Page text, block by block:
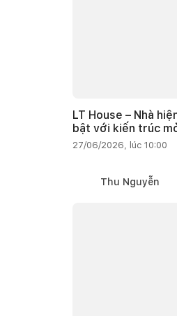
LT House – Nhà
bật với kiến trúc
thiên nhiên
27/06/2026, lúc 10:00
Thu Nguyễn